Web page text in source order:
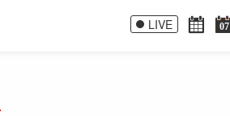
LIVE 07